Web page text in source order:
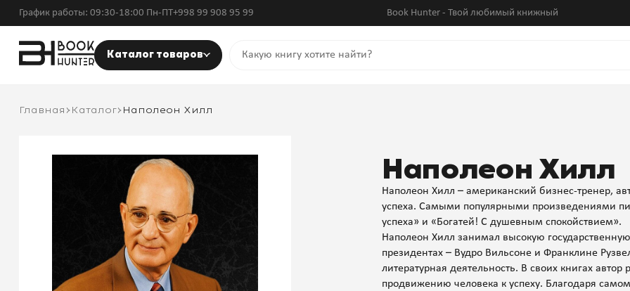
График работы: 09:30-18:00 Пн-ПТ+998 99 908 95 99 Book Hunter - Твой любимый книжный
Каталог товаров
Главная Каталог Наполеон Хилл
Наполеон Хилл
Наполеон Хилл – американский бизнес-тренер,
успеха. Самыми популярными произведениями
успеха» и «Богатей! С душевным спокойствием».
Наполеон Хилл занимал высокую
президентах – Вудро Вильсоне и Франклине
литературная деятельность. В своих книгах
продвижению человека к успеху. Благодаря